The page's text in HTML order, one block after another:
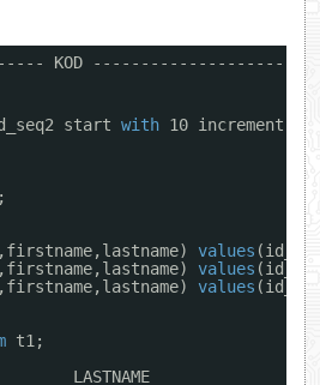
KOD ----------------------
start with 10 increment
by
values
values
values
t1;
LASTNAME